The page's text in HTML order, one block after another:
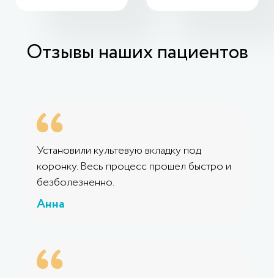
Отзывы наших пациентов
Установили культевую вкладку под
коронку. Весь процесс прошел быстро и
безболезненно.
Анна